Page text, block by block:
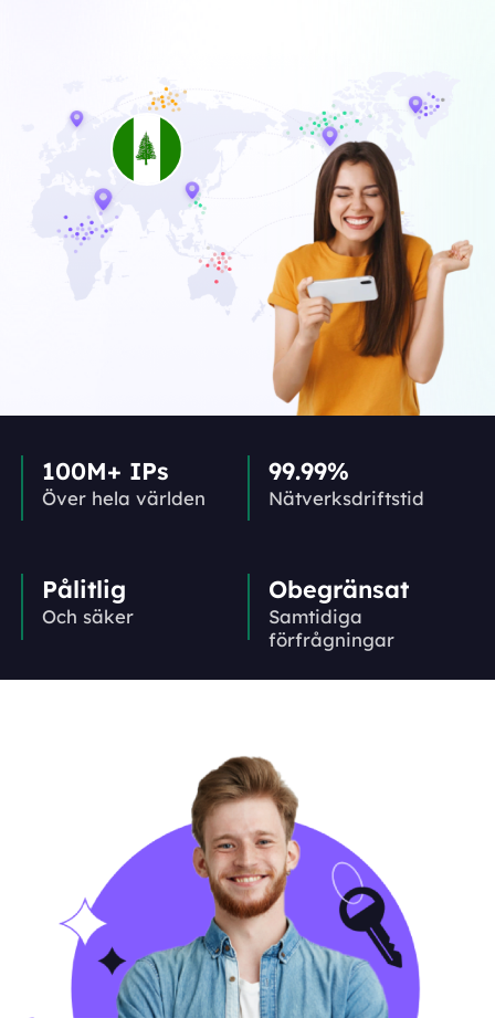
100M+ IPs
Över hela världen
99.99%
Nätverks­driftstid
Pålitlig
Och säker
Obegränsat
Samtidiga
förfrågningar